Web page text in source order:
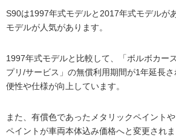
S90は1997年式モデルと2017年式モデルが
モデルが人気があります。
1997年式モデルと比較して、「ボルボカー
プリ/サービス」の無償利用期間が1年延長
便性や仕様が向上しています。
また、有償色であったメタリックペイント
ペイントが車両本体込み価格へと変更されま